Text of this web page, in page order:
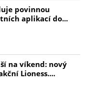
S naším sklem
bezpečí a vy si
povinnou
aplikací do...
na víkend: nový
Lioness....